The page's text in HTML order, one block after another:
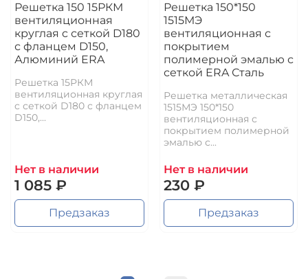
Решетка 150 15РКМ
вентиляционная
круглая c сеткой D180
с фланцем D150,
Алюминий ERA
Решетка 15РКМ
вентиляционная круглая
c сеткой D180 с фланцем
D150,...
Нет в наличии
1 085 ₽
Предзаказ
Решетка 150*150
1515МЭ
вентиляционная с
покрытием
полимерной эмалью с
сеткой ERA Сталь
Решетка металлическая
1515МЭ 150*150
вентиляционная с
покрытием полимерной
эмалью с...
Нет в наличии
230 ₽
Предзаказ